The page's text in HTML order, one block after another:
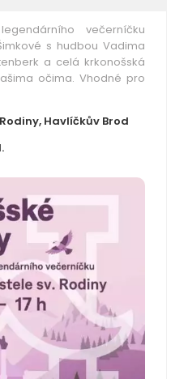
večerníčku
s hudbou Vadima
a celá krkonošská
očima. Vhodné pro
Havlíčkův Brod